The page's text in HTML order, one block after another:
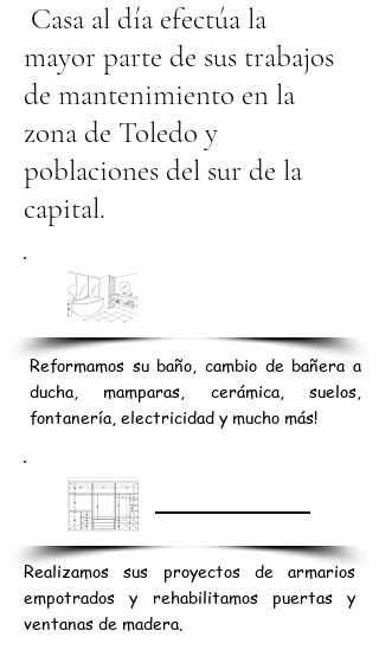
Casa al día efectúa la
mayor parte de sus trabajos
de mantenimiento en la
zona de Toledo y
poblaciones del sur de la
capital.
Reformamos su baño, cambio de bañera a
ducha, mamparas, cerámica, suelos,
fontanería, electricidad y mucho más!
Realizamos sus proyectos de armarios
empotrados y rehabilitamos puertas y
ventanas de madera.